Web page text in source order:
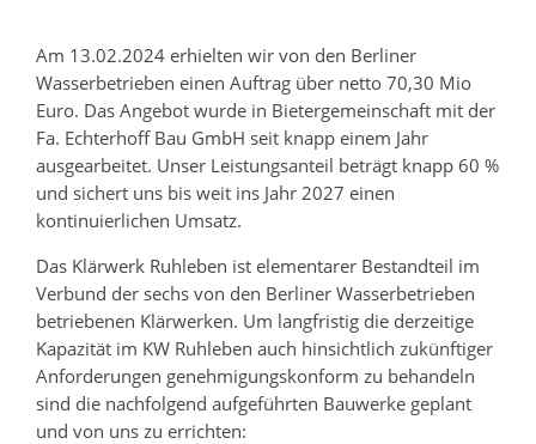
Am 13.02.2024 erhielten wir von den Berliner
Wasserbetrieben einen Auftrag über netto 70,30 Mio
Euro. Das Angebot wurde in Bietergemeinschaft mit der
Fa. Echterhoff Bau GmbH seit knapp einem Jahr
ausgearbeitet. Unser Leistungsanteil beträgt knapp 60 %
und sichert uns bis weit ins Jahr 2027 einen
kontinuierlichen Umsatz.
Das Klärwerk Ruhleben ist elementarer Bestandteil im
Verbund der sechs von den Berliner Wasserbetrieben
betriebenen Klärwerken. Um langfristig die derzeitige
Kapazität im KW Ruhleben auch hinsichtlich zukünftiger
Anforderungen genehmigungskonform zu behandeln
sind die nachfolgend aufgeführten Bauwerke geplant
und von uns zu errichten: